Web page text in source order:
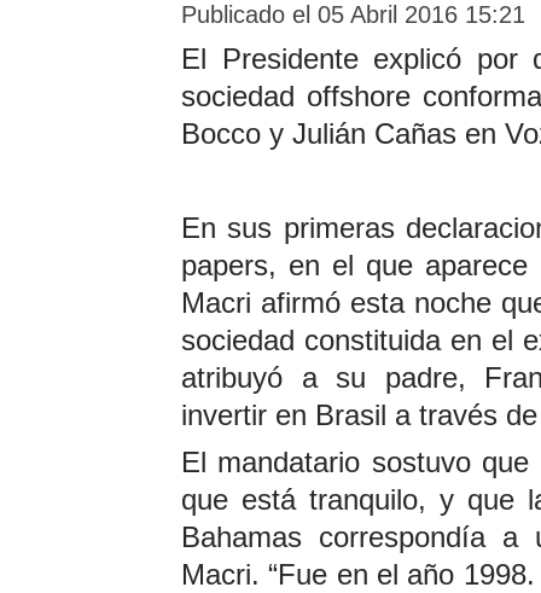
Publicado el 05 Abril 2016 15:21
El Presidente explicó por
sociedad offshore
Bocco y Julián Cañas en
En sus primeras
papers, en el que aparece
Macri afirmó esta noche
sociedad constituida en el
atribuyó a su padre,
invertir en Brasil a través
El mandatario sostuvo
que está tranquilo, y que
Bahamas correspondía
Macri. “Fue en el año